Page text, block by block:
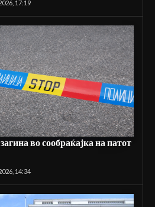
17:19
во сообраќајка на патот
14:34